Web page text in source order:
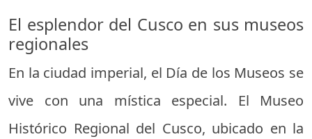
El esplendor del Cusco en sus museos
regionales
En la ciudad imperial, el Día de los Museos se
vive con una mística especial. El Museo
Histórico Regional del Cusco, ubicado en la